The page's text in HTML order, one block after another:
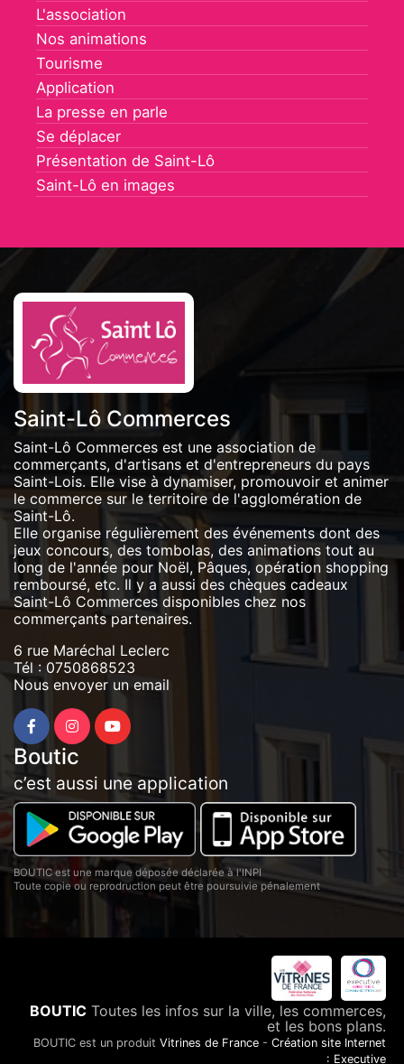
L'association
Nos animations
Tourisme
Application
La presse en parle
Se déplacer
Présentation de Saint-Lô
Saint-Lô en images
Saint-Lô Commerces
Saint-Lô Commerces est une association de
commerçants, d'artisans et d'entrepreneurs du pays
Saint-Lois. Elle vise à dynamiser, promouvoir et animer
le commerce sur le territoire de l'agglomération de
Saint-Lô.
Elle organise régulièrement des événements dont des
jeux concours, des tombolas, des animations tout au
long de l'année pour Noël, Pâques, opération shopping
remboursé, etc. Il y a aussi des chèques cadeaux
Saint-Lô Commerces disponibles chez nos
commerçants partenaires.
6 rue Maréchal Leclerc
Tél : 0750868523
Nous envoyer un email
Boutic
c’est aussi une application
BOUTIC est une marque déposée déclarée à l'INPI
Toute copie ou reprodruction peut être poursuivie pénalement
BOUTIC Toutes les infos sur la ville, les commerces,
et les bons plans.
BOUTIC est un produit Vitrines de France - Création site Internet
: Executive